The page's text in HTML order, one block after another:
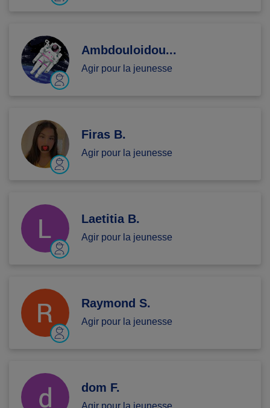
Ambdouloidou...
Agir pour la jeunesse
Firas B.
Agir pour la jeunesse
Laetitia B.
Agir pour la jeunesse
Raymond S.
Agir pour la jeunesse
dom F.
Agir pour la jeunesse